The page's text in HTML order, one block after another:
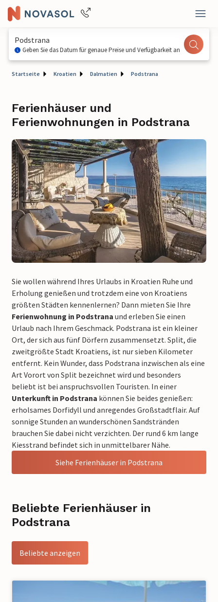
Podstrana
Geben Sie das Datum für genaue Preise und Verfügbarkeit an
Startseite Kroatien Dalmatien Podstrana
Ferienhäuser und
Ferienwohnungen in Podstrana
Sie wollen während Ihres Urlaubs in Kroatien Ruhe und
Erholung genießen und trotzdem eine von Kroatiens
größten Städten kennenlernen? Dann mieten Sie Ihre
Ferienwohnung in Podstrana und erleben Sie einen
Urlaub nach Ihrem Geschmack. Podstrana ist ein kleiner
Ort, der sich aus fünf Dörfern zusammensetzt. Split, die
zweitgrößte Stadt Kroatiens, ist nur sieben Kilometer
entfernt. Kein Wunder, dass Podstrana inzwischen als eine
Art Vorort von Split bezeichnet wird und besonders
beliebt ist bei anspruchsvollen Touristen. In einer
Unterkunft in Podstrana können Sie beides genießen:
erholsames Dorfidyll und anregendes Großstadtflair. Auf
sonnige Stunden an wunderschönen Sandstränden
brauchen Sie dabei nicht verzichten. Der rund 6 km lange
Kiesstrand befindet sich in unmittelbarer Nähe.
Siehe Ferienhäuser in Podstrana
Beliebte Ferienhäuser in
Podstrana
Beliebte anzeigen